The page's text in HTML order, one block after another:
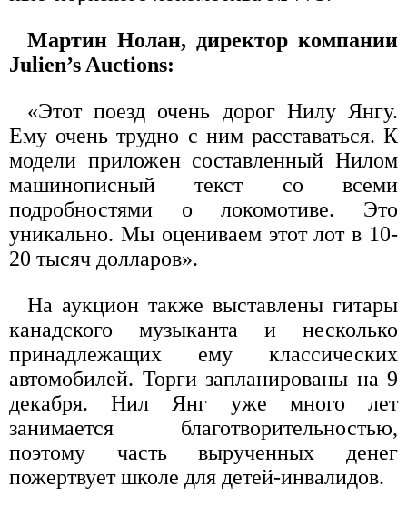
Мартин Нолан, директор компании
Julien’s Auctions:
«Этот поезд очень дорог Нилу Янгу.
Ему очень трудно с ним расставаться. К
модели приложен составленный Нилом
машинописный текст со всеми
подробностями о локомотиве. Это
уникально. Мы оцениваем этот лот в 10-
20 тысяч долларов».
На аукцион также выставлены гитары
канадского музыканта и несколько
принадлежащих ему классических
автомобилей. Торги запланированы на 9
декабря. Нил Янг уже много лет
занимается благотворительностью,
поэтому часть вырученных денег
пожертвует школе для детей-инвалидов.